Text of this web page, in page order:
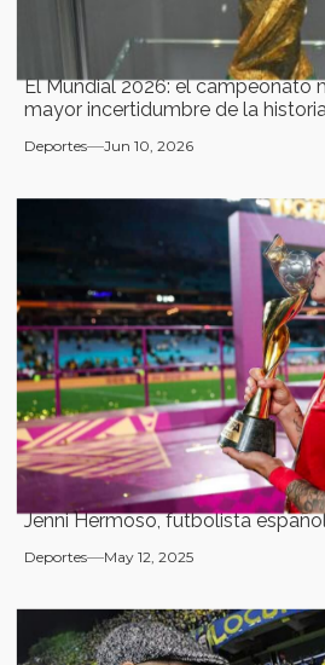
El Mundial 2026: el campeonato
mayor incertidumbre de la
Deportes Jun 10, 2026
Jenni Hermoso, futbolista
Deportes May 12, 2025